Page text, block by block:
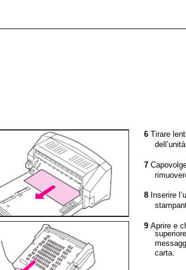
6 Tirare
7
8 Inserire
9 Aprire e
carta.